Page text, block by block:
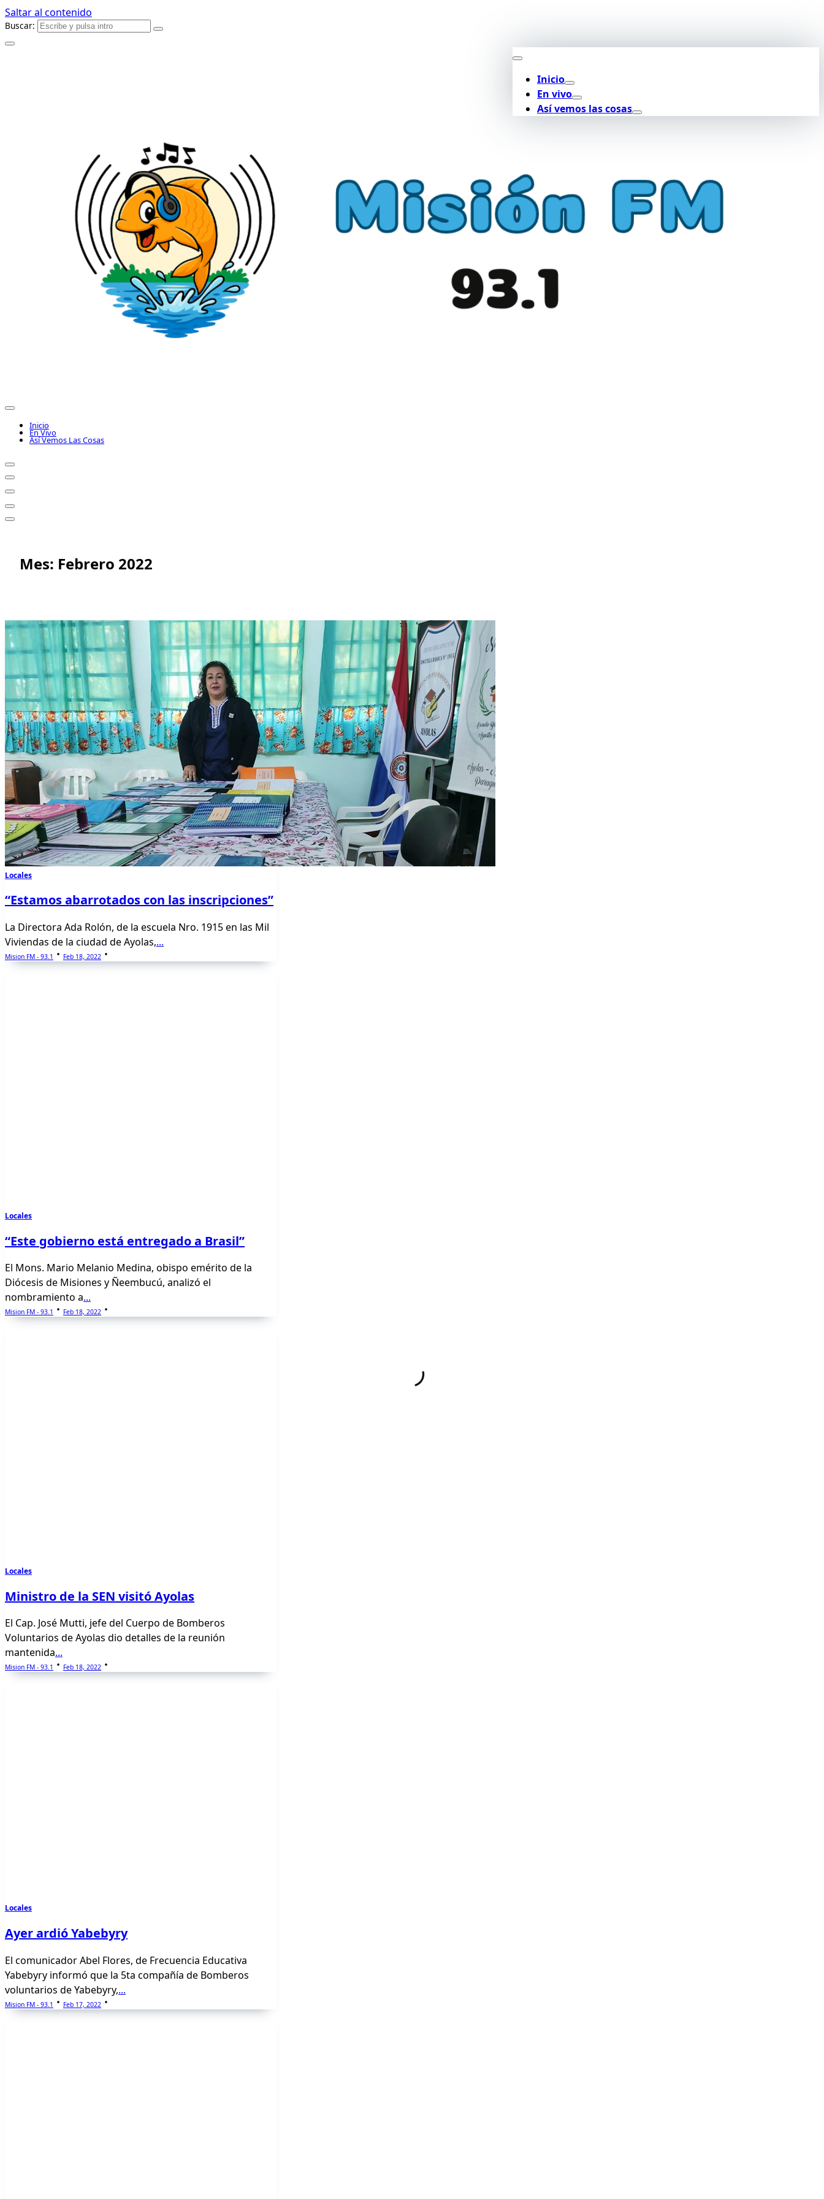
Saltar al contenido
Buscar:
Inicio
En vivo
Así vemos las cosas
Inicio
En Vivo
Así Vemos Las Cosas
Mes: Febrero 2022
Locales
“Estamos abarrotados con las inscripciones”
La Directora Ada Rolón, de la escuela Nro. 1915 en las Mil
Viviendas de la ciudad de Ayolas,...
Mision FM - 93.1 Feb 18, 2022
Locales
“Este gobierno está entregado a Brasil”
El Mons. Mario Melanio Medina, obispo emérito de la
Diócesis de Misiones y Ñeembucú, analizó el
nombramiento a...
Mision FM - 93.1 Feb 18, 2022
Locales
Ministro de la SEN visitó Ayolas
El Cap. José Mutti, jefe del Cuerpo de Bomberos
Voluntarios de Ayolas dio detalles de la reunión
mantenida...
Mision FM - 93.1 Feb 18, 2022
Locales
Ayer ardió Yabebyry
El comunicador Abel Flores, de Frecuencia Educativa
Yabebyry informó que la 5ta compañía de Bomberos
voluntarios de Yabebyry,...
Mision FM - 93.1 Feb 17, 2022